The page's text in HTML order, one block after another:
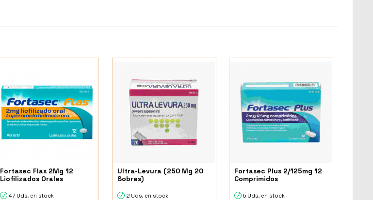
Fortasec Flas 2Mg 12
Liofilizados Orales
47 Uds. en stock
Ultra-Levura (250 Mg 20
Sobres)
2 Uds. en stock
Fortasec Plus 2/125mg 12
Comprimidos
5 Uds. en stock